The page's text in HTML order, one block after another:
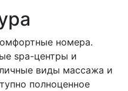
номера.
spa-центры и
виды массажа и
полноценное